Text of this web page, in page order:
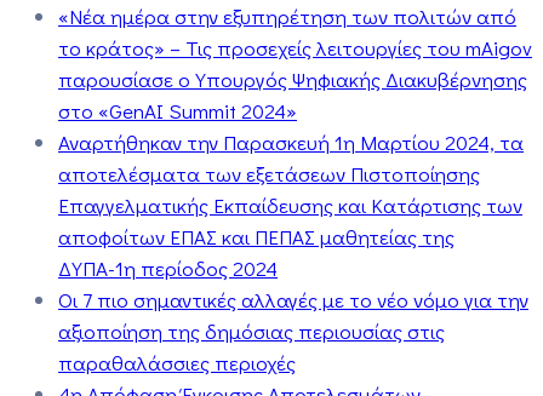
«Νέα ημέρα στην εξυπηρέτηση των πολιτών από
το κράτος» – Τις προσεχείς λειτουργίες του mAigov
παρουσίασε ο Υπουργός Ψηφιακής Διακυβέρνησης
στο «GenAI Summit 2024»
Αναρτήθηκαν την Παρασκευή 1η Μαρτίου 2024, τα
αποτελέσματα των εξετάσεων Πιστοποίησης
Επαγγελματικής Εκπαίδευσης και Κατάρτισης των
αποφοίτων ΕΠΑΣ και ΠΕΠΑΣ μαθητείας της
ΔΥΠΑ-1η περίοδος 2024
Οι 7 πιο σημαντικές αλλαγές με το νέο νόμο για την
αξιοποίηση της δημόσιας περιουσίας στις
παραθαλάσσιες περιοχές